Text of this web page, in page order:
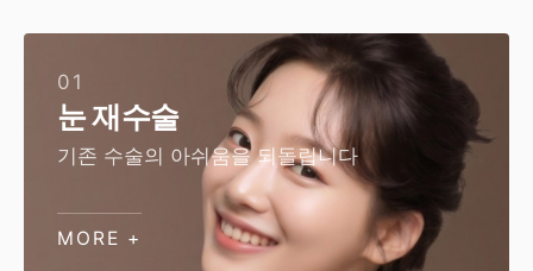
01
눈 재수술
기존 수술의 아쉬움을 되돌립니다
MORE +